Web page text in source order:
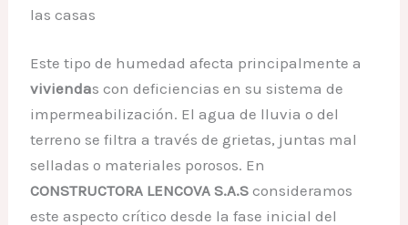
las casas
Este tipo de humedad afecta principalmente a
viviendas con deficiencias en su sistema de
impermeabilización. El agua de lluvia o del
terreno se filtra a través de grietas, juntas mal
selladas o materiales porosos. En
CONSTRUCTORA LENCOVA S.A.S consideramos
este aspecto crítico desde la fase inicial del